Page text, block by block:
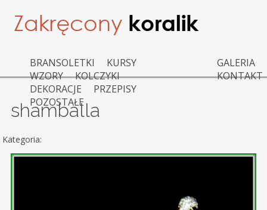
BRANSOLETKI
KURSY
WZORY
KOLCZYKI
DEKORACJE
PRZEPISY
POZOSTAŁE
GALERIA
KONTAKT
shamballa
Kategoria: